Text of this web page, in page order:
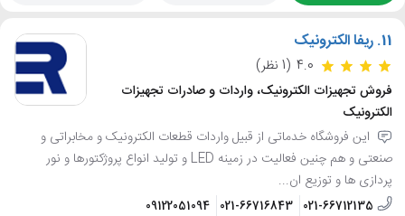
11. ریفا الکترونیک
4.0 (1 نظر)
فروش تجهیزات الکترونیک، واردات و صادرات تجهیزات
الکترونیک
این فروشگاه خدماتی از قبیل واردات قطعات الکترونیک و مخابراتی و
صنعتی و هم چنین فعالیت در زمینه LED و تولید انواع پروژکتورها و نور
پردازی ها و توزیع ان...
021-66712135
021-66716843
09122051094